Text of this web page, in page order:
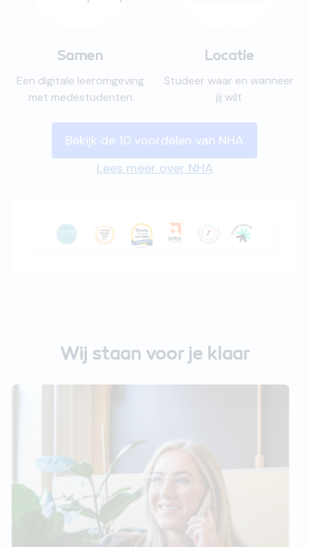
Samen
Een digitale leeromgeving
met medestudenten
Locatie
Studeer waar en wanneer
jij wilt
Bekijk de 10 voordelen van NHA
Lees meer over NHA
Wij staan voor je klaar